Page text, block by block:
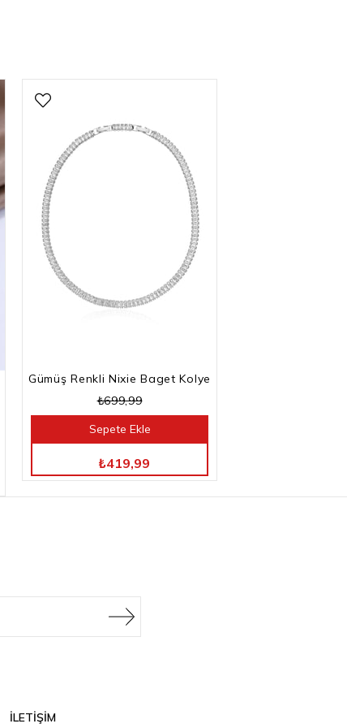
Gümüş Renkli Nixie Baget Kolye
₺699,99
₺419,99
Sepete Ekle
İLETİŞİM